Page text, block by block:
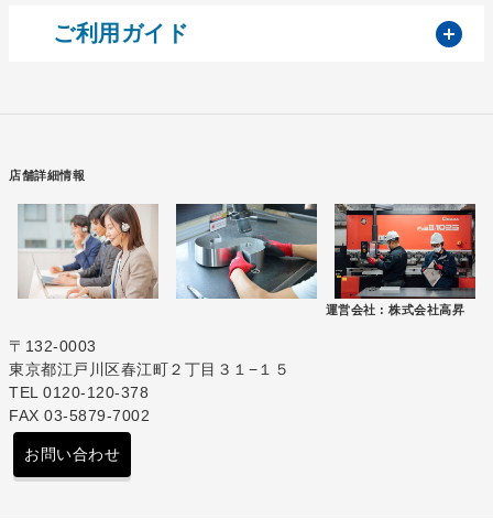
ご利用ガイド
店舗詳細情報
運営会社 : 株式会社高昇
〒132-0003
東京都江戸川区春江町２丁目３１−１５
TEL 0120-120-378
FAX 03-5879-7002
お問い合わせ